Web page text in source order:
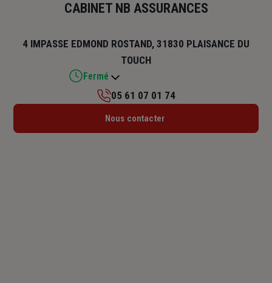
CABINET NB ASSURANCES
4 IMPASSE EDMOND ROSTAND, 31830 PLAISANCE DU
TOUCH
Fermé
Lundi : Fermé
05 61 07 01 74
Nous contacter